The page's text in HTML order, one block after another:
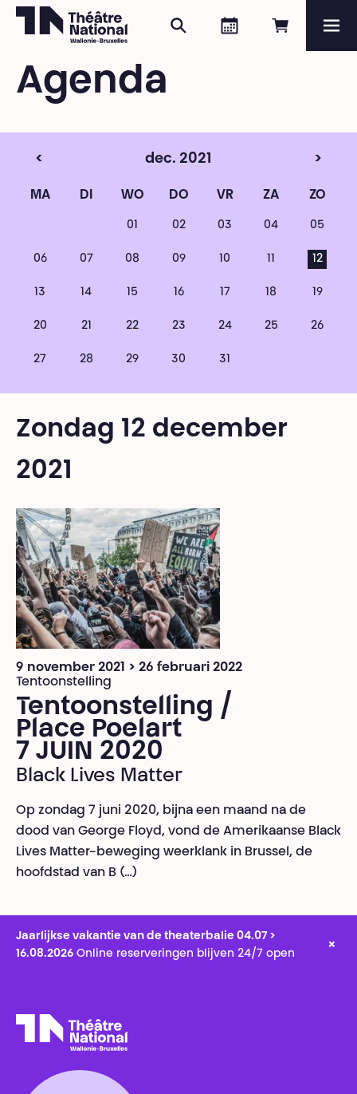
Online
Agenda
Zoeken
Agenda
< dec. 2021 >
MA DI WO DO VR ZA ZO
01 02 03 04 05
06 07 08 09 10 11 12
13 14 15 16 17 18 19
20 21 22 23 24 25 26
27 28 29 30 31
Zondag 12 december
2021
9 november 2021 > 26 februari 2022
Tentoonstelling
Tentoonstelling /
Place Poelart
7 JUIN 2020
Black Lives Matter
Op zondag 7 juni 2020, bijna een maand na de
dood van George Floyd, vond de Amerikaanse Black
Lives Matter-beweging weerklank in Brussel, de
hoofdstad van B (…)
Jaarlijkse vakantie van de theaterbalie 04.07 >
16.08.2026 Online reserveringen blijven 24/7 open
×